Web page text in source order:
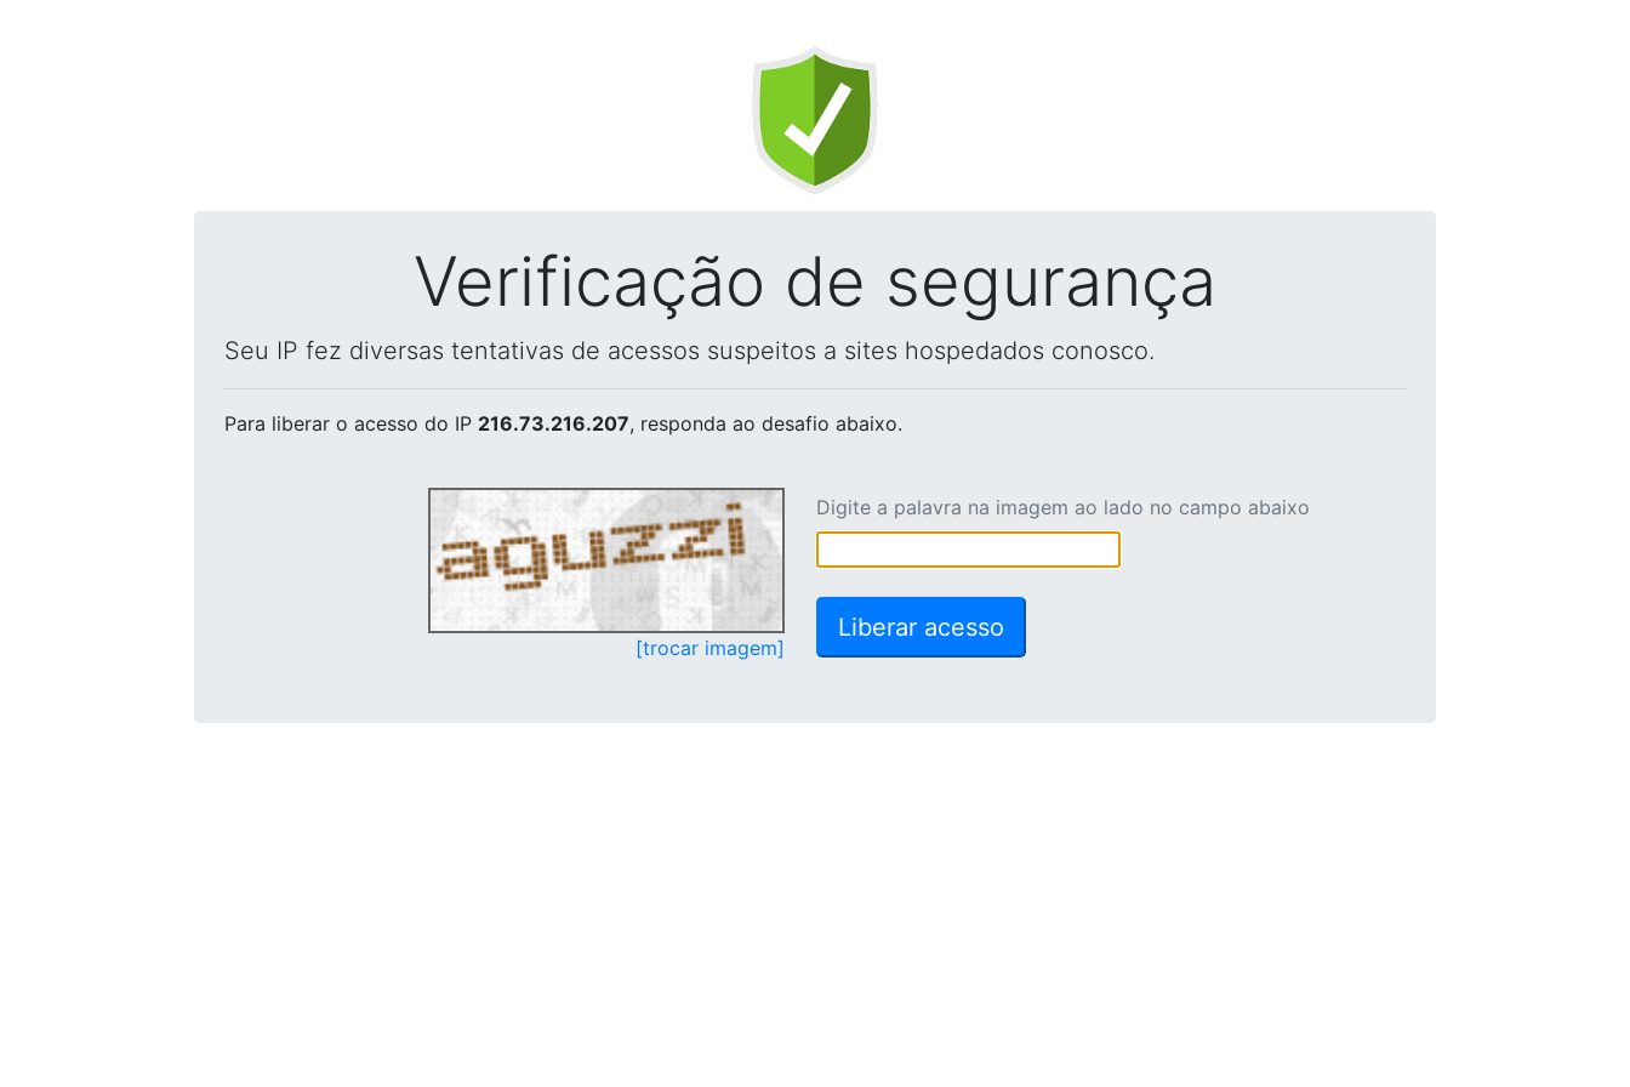
Verificação de segurança
Seu IP fez diversas tentativas de acessos suspeitos a sites hospedados conosco.
Para liberar o acesso do IP 216.73.216.207, responda ao desafio abaixo.
[trocar imagem]
Digite a palavra na imagem ao lado no campo abaixo